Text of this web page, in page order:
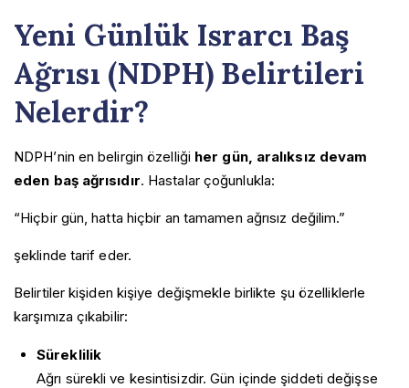
Yeni Günlük Israrcı Baş
Ağrısı (NDPH) Belirtileri
Nelerdir?
NDPH’nin en belirgin özelliği her gün, aralıksız devam
eden baş ağrısıdır. Hastalar çoğunlukla:
“Hiçbir gün, hatta hiçbir an tamamen ağrısız değilim.”
şeklinde tarif eder.
Belirtiler kişiden kişiye değişmekle birlikte şu özelliklerle
karşımıza çıkabilir:
Süreklilik
Ağrı sürekli ve kesintisizdir. Gün içinde şiddeti değişse